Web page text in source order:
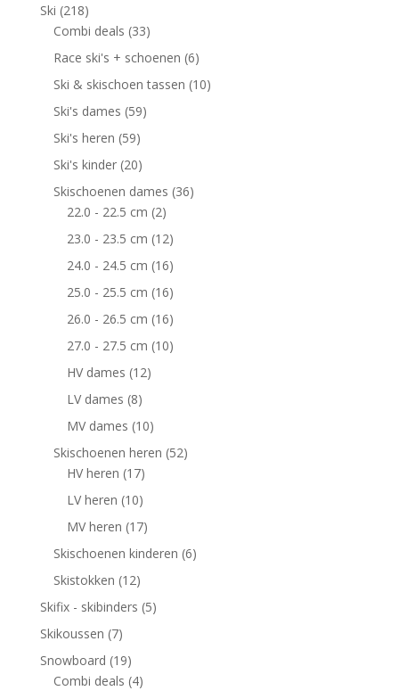
Ski (218)
Combi deals (33)
Race ski's + schoenen (6)
Ski & skischoen tassen (10)
Ski's dames (59)
Ski's heren (59)
Ski's kinder (20)
Skischoenen dames (36)
22.0 - 22.5 cm (2)
23.0 - 23.5 cm (12)
24.0 - 24.5 cm (16)
25.0 - 25.5 cm (16)
26.0 - 26.5 cm (16)
27.0 - 27.5 cm (10)
HV dames (12)
LV dames (8)
MV dames (10)
Skischoenen heren (52)
HV heren (17)
LV heren (10)
MV heren (17)
Skischoenen kinderen (6)
Skistokken (12)
Skifix - skibinders (5)
Skikoussen (7)
Snowboard (19)
Combi deals (4)